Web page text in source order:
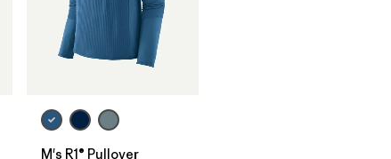
M's R1® Pullover